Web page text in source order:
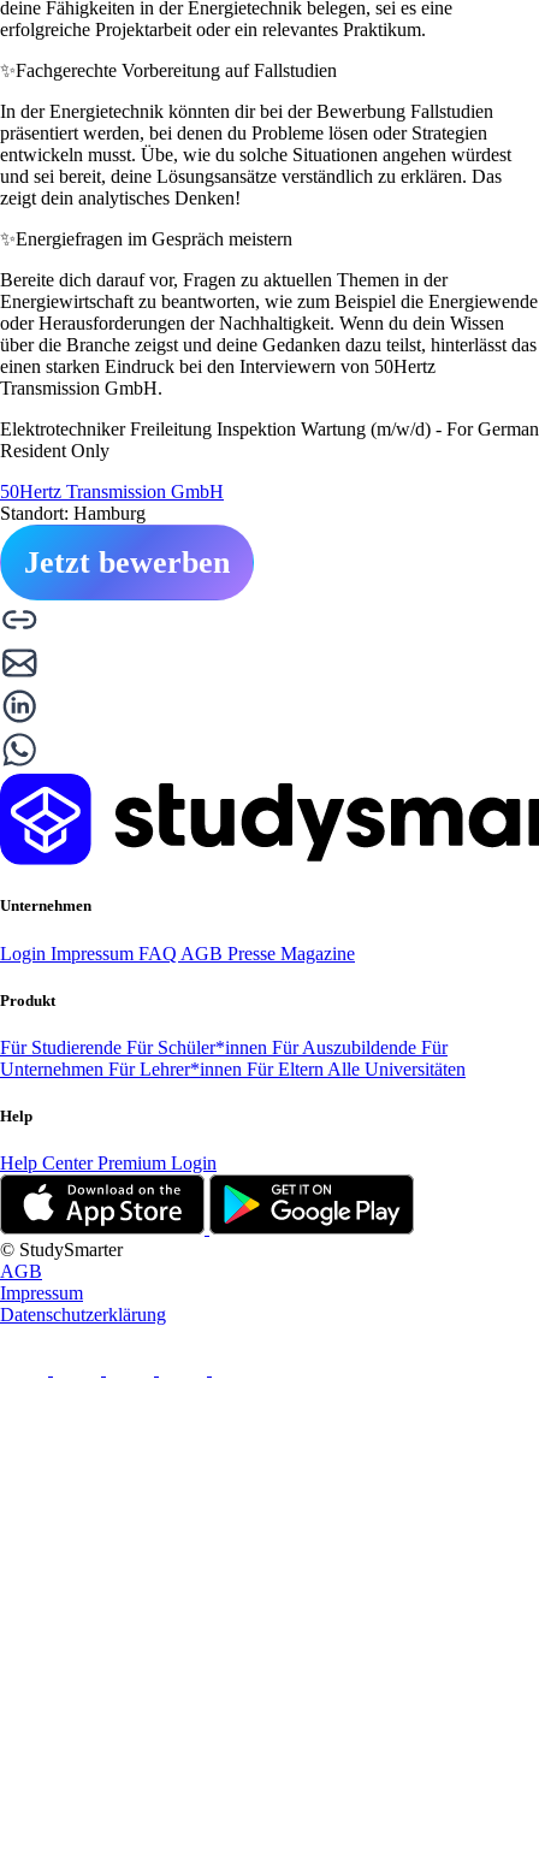
deine Fähigkeiten in der Energietechnik belegen, sei es eine
erfolgreiche Projektarbeit oder ein relevantes Praktikum.
✨Fachgerechte Vorbereitung auf Fallstudien
In der Energietechnik könnten dir bei der Bewerbung Fallstudien
präsentiert werden, bei denen du Probleme lösen oder Strategien
entwickeln musst. Übe, wie du solche Situationen angehen würdest
und sei bereit, deine Lösungsansätze verständlich zu erklären. Das
zeigt dein analytisches Denken!
✨Energiefragen im Gespräch meistern
Bereite dich darauf vor, Fragen zu aktuellen Themen in der
Energiewirtschaft zu beantworten, wie zum Beispiel die Energiewende
oder Herausforderungen der Nachhaltigkeit. Wenn du dein Wissen
über die Branche zeigst und deine Gedanken dazu teilst, hinterlässt das
einen starken Eindruck bei den Interviewern von 50Hertz
Transmission GmbH.
Elektrotechniker Freileitung Inspektion Wartung (m/w/d) - For German
Resident Only
50Hertz Transmission GmbH
Standort: Hamburg
Jetzt bewerben
Unternehmen
Login Impressum FAQ AGB Presse Magazine
Produkt
Für Studierende Für Schüler*innen Für Auszubildende Für
Unternehmen Für Lehrer*innen Für Eltern Alle Universitäten
Help
Help CenterPremium Login
© StudySmarter
AGB
Impressum
Datenschutzerklärung